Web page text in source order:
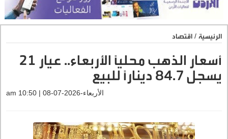
الرئيسية / اقتصاد
أسعار الذهب محليًا الأربعاء.. عيار 21
يسجل 84.7 دينارًا للبيع
الأربعاء-2026-07-08 | 10:50 am